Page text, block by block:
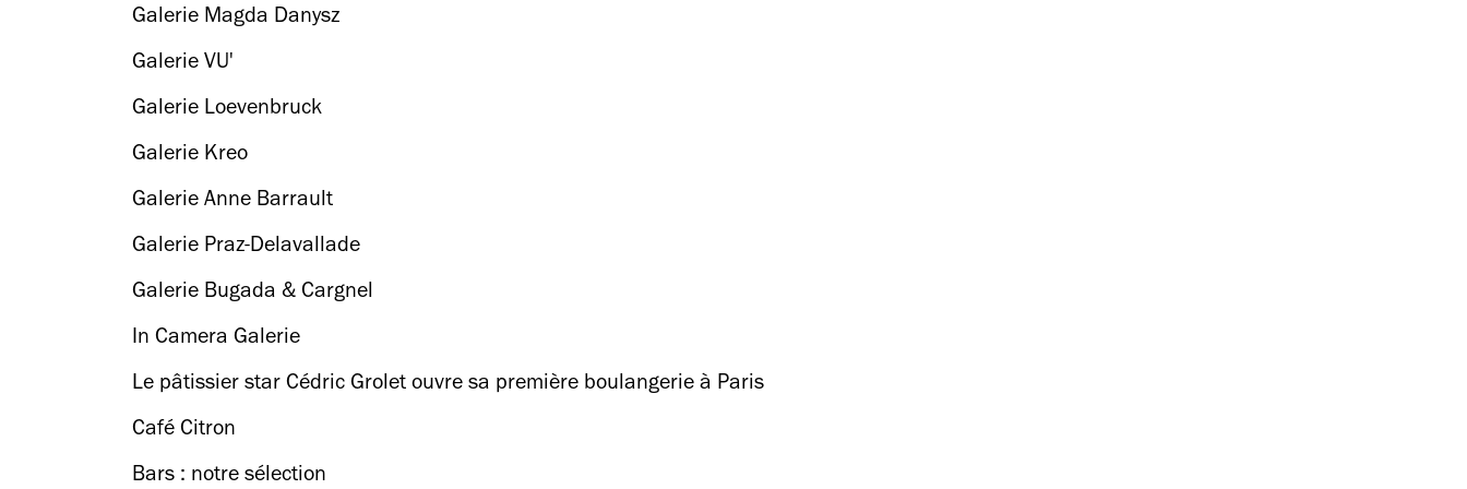
Galerie Magda Danysz
Galerie VU'
Galerie Loevenbruck
Galerie Kreo
Galerie Anne Barrault
Galerie Praz-Delavallade
Galerie Bugada & Cargnel
In Camera Galerie
Le pâtissier star Cédric Grolet ouvre sa première boulangerie à Paris
Café Citron
Bars : notre sélection